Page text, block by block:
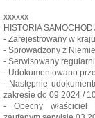
xxxxxx
HISTORIA
- Zarejestrowany w
- Sprowadzony z
- Serwisowany
- Udokumentowano
- Następnie
zakresie do 09 2024 /
- Obecny właściciel